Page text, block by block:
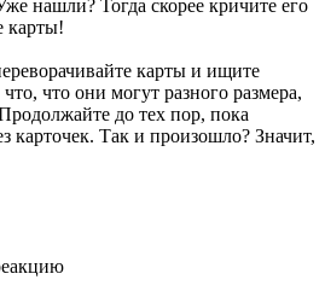
нашли? Тогда скорее кричите его
карты!
карты и ищите
что они могут разного размера,
до тех пор, пока
карточек. Так и произошло? Значит,